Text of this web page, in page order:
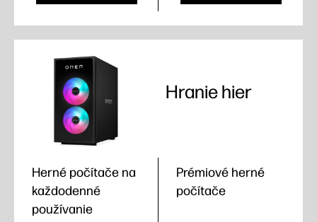
Hranie hier
Herné počítače na
každodenné
používanie
Prémiové herné
počítače